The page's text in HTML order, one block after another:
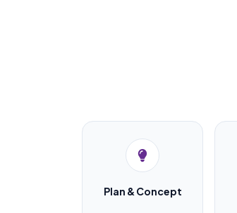
Plan & Concept